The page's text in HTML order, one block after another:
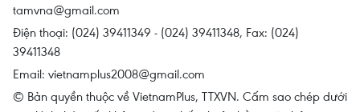
tamvna@gmail.com
Điện thoại: (024) 39411349 - (024) 39411348, Fax: (024)
39411348
Email: vietnamplus2008@gmail.com
© Bản quyền thuộc về VietnamPlus, TTXVN. Cấm sao chép dưới